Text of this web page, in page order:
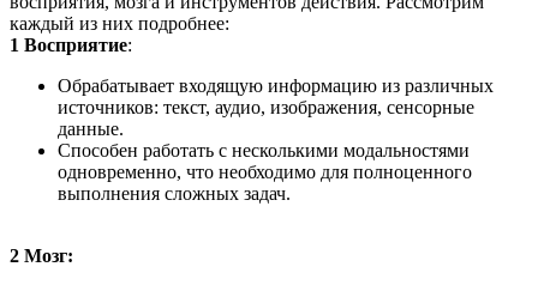
каждый из них подробнее:
1 Восприятие:
Обрабатывает входящую информацию из различных
источников: текст, аудио, изображения, сенсорные
данные.
Способен работать с несколькими модальностями
одновременно, что необходимо для полноценного
выполнения сложных задач.
2 Мозг: